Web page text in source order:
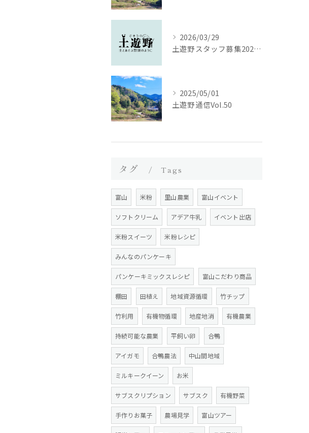
2026/03/29
土遊野スタッフ募集2026｜里山の農場で、いのちを届ける仕事をしませんか。
2025/05/01
土遊野通信Vol.50
タグ Tags
富山 米粉 里山農業 富山イベント
ソフトクリーム アデア牛乳 イベント出店
米粉スイーツ 米粉レシピ
みんなのパンケーキ
パンケーキミックスレシピ 富山こだわり商品
棚田 田植え 地域資源循環 竹チップ
竹利用 有機物循環 地産地消 有機農業
持続可能な農業 平飼い卵 合鴨
アイガモ 合鴨農法 中山間地域
ミルキークイーン お米
サブスクリプション サブスク 有機野菜
手作りお菓子 農場見学 富山ツアー